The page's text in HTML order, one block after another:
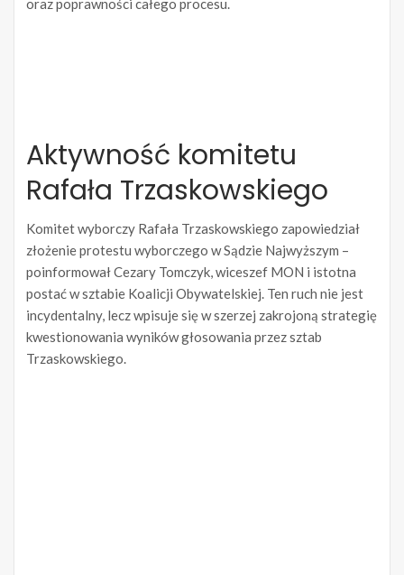
oraz poprawności całego procesu.
Aktywność komitetu
Rafała Trzaskowskiego
Komitet wyborczy Rafała Trzaskowskiego zapowiedział
złożenie protestu wyborczego w Sądzie Najwyższym –
poinformował Cezary Tomczyk, wiceszef MON i istotna
postać w sztabie Koalicji Obywatelskiej. Ten ruch nie jest
incydentalny, lecz wpisuje się w szerzej zakrojoną strategię
kwestionowania wyników głosowania przez sztab
Trzaskowskiego.